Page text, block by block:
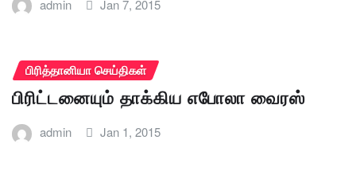
admin Jan 7, 2015
பிரித்தானியா செய்திகள்
பிரிட்டனையும் தாக்கிய எபோலா வைரஸ்
admin Jan 1, 2015